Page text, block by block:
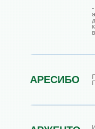
АРЕСИБО